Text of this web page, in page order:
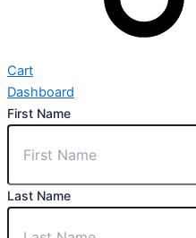
Cart
Dashboard
First Name
Last Name